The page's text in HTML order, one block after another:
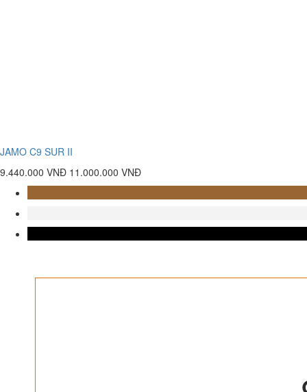
JAMO C9 SUR II
9.440.000 VNĐ 11.000.000 VNĐ